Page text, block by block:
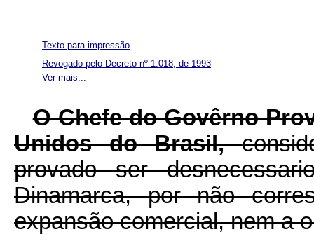
Ver mais...
Texto para impressão
Revogado pelo Decreto nº 1.018, de 1993
O Chefe do Govêrno
Unidos do Brasil,
provado ser
Dinamarca, por não
expansão comercial, nem a